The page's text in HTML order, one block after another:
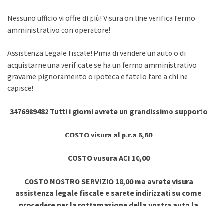
Nessuno ufficio vi offre di più! Visura on line verifica fermo
amministrativo con operatore!
Assistenza Legale fiscale! Pima di vendere un auto o di
acquistarne una verificate se ha un fermo amministrativo
gravame pignoramento o ipoteca e fatelo fare a chi ne
capisce!
3476989482 Tutti i giorni avrete un grandissimo supporto
COSTO visura al p.r.a 6,60
COSTO vusura ACI 10,00
COSTO NOSTRO SERVIZIO 18,00 ma avrete visura
assistenza legale fiscale e sarete indirizzati su come